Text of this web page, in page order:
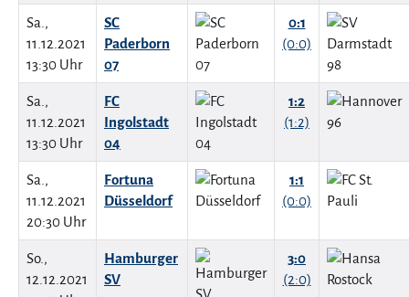
Sa.,
11.12.2021
13:30 Uhr
SC
Paderborn
07
0:1
(0:0)
Sa.,
11.12.2021
13:30 Uhr
FC
Ingolstadt
04
1:2
(1:2)
Sa.,
11.12.2021
20:30 Uhr
Fortuna
Düsseldorf
1:1
(0:0)
So.,
12.12.2021
Hamburger
SV
3:0
(2:0)